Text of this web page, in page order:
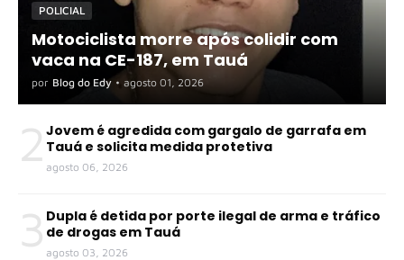
POLICIAL
Motociclista morre após colidir com
vaca na CE-187, em Tauá
por Blog do Edy • agosto 01, 2026
2 Jovem é agredida com gargalo de garrafa em
Tauá e solicita medida protetiva
agosto 06, 2026
3 Dupla é detida por porte ilegal de arma e tráfico
de drogas em Tauá
agosto 03, 2026